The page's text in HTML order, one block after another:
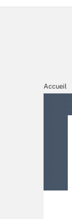
Accueil